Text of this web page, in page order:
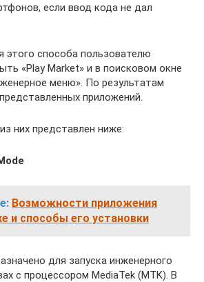
если ввод кода не дал
этого способа пользователю
«Play Market» и в поисковом окне
меню». По результатам
приложений.
них представлен ниже:
Возможности приложения
и способы его установки
для запуска инженерного
с процессором MediaTek (MTK). В